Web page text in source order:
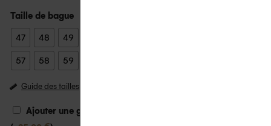
Taille de bague
47
48 49
57 58 59
Guide des tailles
Ajouter une gravure – compter 3 semaines de délai